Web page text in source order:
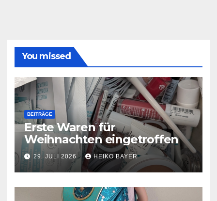
You missed
BEITRÄGE
Erste Waren für
Weihnachten eingetroffen
29. JULI 2026 HEIKO BAYER